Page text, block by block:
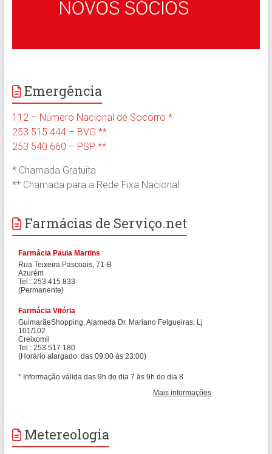
Emergência
112 – Número Nacional de Socorro *
253 515 444 – BVG **
253 540 660 – PSP **
* Chamada Gratuita
** Chamada para a Rede Fixa Nacional
Farmácias de Serviço.net
Metereologia